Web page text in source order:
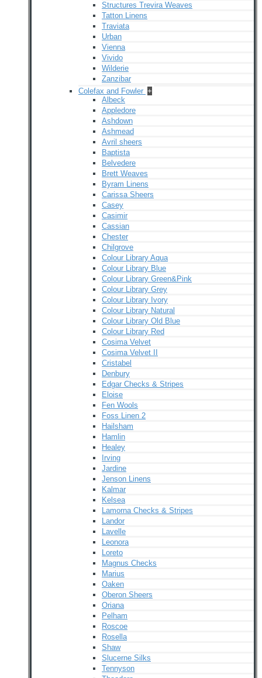
Structures Trevira Weaves
Tatton Linens
Traviata
Urban
Vienna
Vivido
Wilderie
Zanzibar
Colefax and Fowler +
Albeck
Appledore
Ashdown
Ashmead
Avril sheers
Baptista
Belvedere
Brett Weaves
Byram Linens
Carissa Sheers
Casey
Casimir
Cassian
Chester
Chilgrove
Colour Library Aqua
Colour Library Blue
Colour Library Green&Pink
Colour Library Grey
Colour Library Ivory
Colour Library Natural
Colour Library Old Blue
Colour Library Red
Cosima Velvet
Cosima Velvet II
Cristabel
Denbury
Edgar Checks & Stripes
Eloise
Fen Wools
Foss Linen 2
Hailsham
Hamlin
Healey
Irving
Jardine
Jenson Linens
Kalmar
Kelsea
Lamorna Checks & Stripes
Landor
Lavelle
Leonora
Loreto
Magnus Checks
Marius
Oaken
Oberon Sheers
Oriana
Pelham
Roscoe
Rosella
Shaw
Slucerne Silks
Tennyson